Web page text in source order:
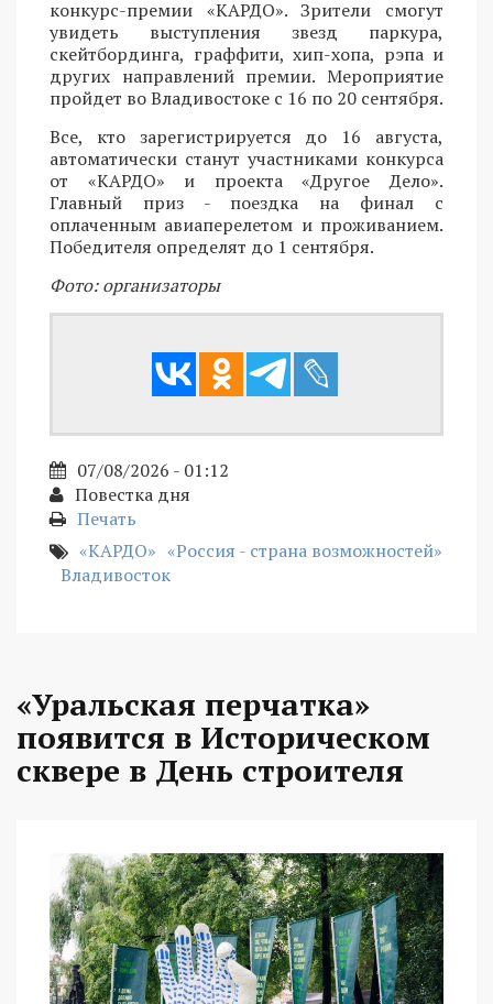
конкурс-премии «КАРДО». Зрители смогут
увидеть выступления звезд паркура,
скейтбординга, граффити, хип-хопа, рэпа и
других направлений премии. Мероприятие
пройдет во Владивостоке с 16 по 20 сентября.
Все, кто зарегистрируется до 16 августа,
автоматически станут участниками конкурса
от «КАРДО» и проекта «Другое Дело».
Главный приз - поездка на финал с
оплаченным авиаперелетом и проживанием.
Победителя определят до 1 сентября.
Фото: организаторы
07/08/2026 - 01:12
Повестка дня
Печать
«КАРДО» «Россия - страна возможностей»
Владивосток
«Уральская перчатка»
появится в Историческом
сквере в День строителя